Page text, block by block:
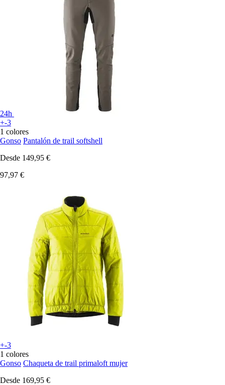
24h
+-3
1 colores
Gonso Pantalón de trail softshell
Desde 149,95 €
97,97 €
+-3
1 colores
Gonso Chaqueta de trail primaloft mujer
Desde 169,95 €